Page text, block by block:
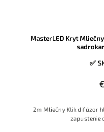
MasterLED Kryt
✅
2m Mliečny Klik difúzor
zapustenie